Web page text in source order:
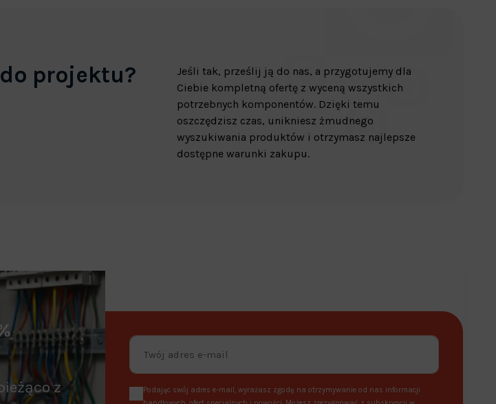
projektu?
Jeśli tak, prześlij ją do nas, a przygotujemy dla
Ciebie kompletną ofertę z wyceną wszystkich
potrzebnych komponentów. Dzięki temu
oszczędzisz czas, unikniesz żmudnego
wyszukiwania produktów i otrzymasz najlepsze
dostępne warunki zakupu.
z
Podając swój adres e-mail, wyrażasz zgodę na otrzymywanie od nas informacji